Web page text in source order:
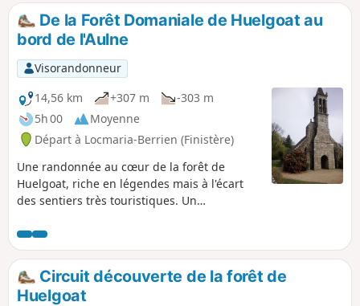
De la Forêt Domaniale de Huelgoat au
bord de l'Aulne
Visorandonneur
14,56 km
+307 m
-303 m
5h 00
Moyenne
Départ à Locmaria-Berrien (Finistère)
Une randonnée au cœur de la forêt de
Huelgoat, riche en légendes mais à l'écart
des sentiers très touristiques. Un
Bretagne vous attend avec forêt, monts,
vallée, rivières, maisons, calvaires et églises
bretonnes.
Circuit découverte de la forêt de
Huelgoat